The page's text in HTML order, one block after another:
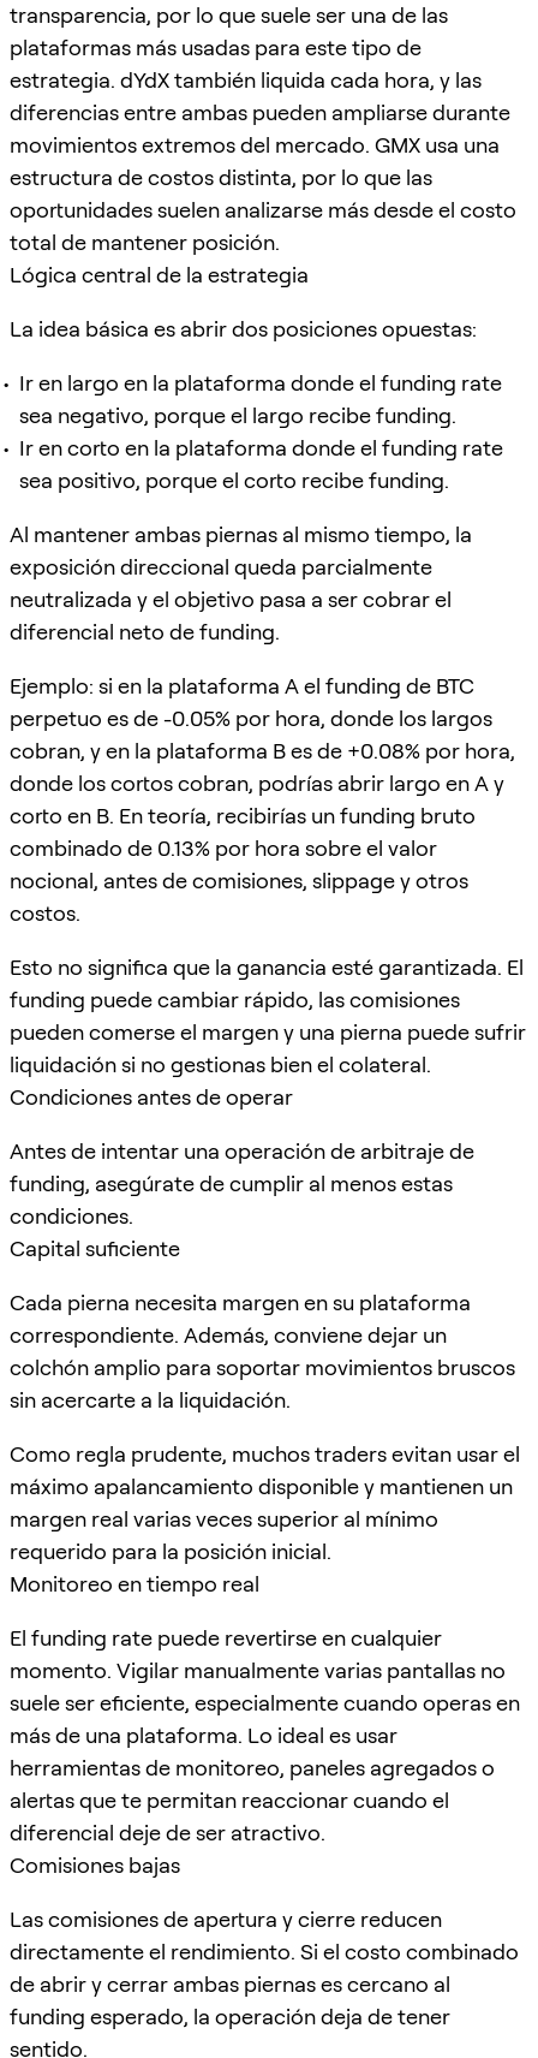
transparencia, por lo que suele ser una de las
plataformas más usadas para este tipo de
estrategia. dYdX también liquida cada hora, y las
diferencias entre ambas pueden ampliarse durante
movimientos extremos del mercado. GMX usa una
estructura de costos distinta, por lo que las
oportunidades suelen analizarse más desde el costo
total de mantener posición.
Lógica central de la estrategia
La idea básica es abrir dos posiciones opuestas:
Ir en largo en la plataforma donde el funding rate
sea negativo, porque el largo recibe funding.
Ir en corto en la plataforma donde el funding rate
sea positivo, porque el corto recibe funding.
Al mantener ambas piernas al mismo tiempo, la
exposición direccional queda parcialmente
neutralizada y el objetivo pasa a ser cobrar el
diferencial neto de funding.
Ejemplo: si en la plataforma A el funding de BTC
perpetuo es de -0.05% por hora, donde los largos
cobran, y en la plataforma B es de +0.08% por hora,
donde los cortos cobran, podrías abrir largo en A y
corto en B. En teoría, recibirías un funding bruto
combinado de 0.13% por hora sobre el valor
nocional, antes de comisiones, slippage y otros
costos.
Esto no significa que la ganancia esté garantizada. El
funding puede cambiar rápido, las comisiones
pueden comerse el margen y una pierna puede sufrir
liquidación si no gestionas bien el colateral.
Condiciones antes de operar
Antes de intentar una operación de arbitraje de
funding, asegúrate de cumplir al menos estas
condiciones.
Capital suficiente
Cada pierna necesita margen en su plataforma
correspondiente. Además, conviene dejar un
colchón amplio para soportar movimientos bruscos
sin acercarte a la liquidación.
Como regla prudente, muchos traders evitan usar el
máximo apalancamiento disponible y mantienen un
margen real varias veces superior al mínimo
requerido para la posición inicial.
Monitoreo en tiempo real
El funding rate puede revertirse en cualquier
momento. Vigilar manualmente varias pantallas no
suele ser eficiente, especialmente cuando operas en
más de una plataforma. Lo ideal es usar
herramientas de monitoreo, paneles agregados o
alertas que te permitan reaccionar cuando el
diferencial deje de ser atractivo.
Comisiones bajas
Las comisiones de apertura y cierre reducen
directamente el rendimiento. Si el costo combinado
de abrir y cerrar ambas piernas es cercano al
funding esperado, la operación deja de tener
sentido.